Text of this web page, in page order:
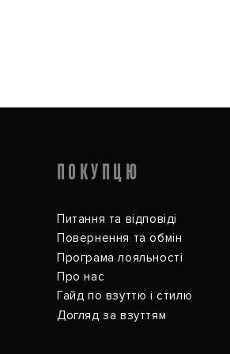
ПОКУПЦЮ
Питання та відповіді
Повернення та обмін
Програма лояльності
Про нас
Гайд по взуттю і стилю
Догляд за взуттям